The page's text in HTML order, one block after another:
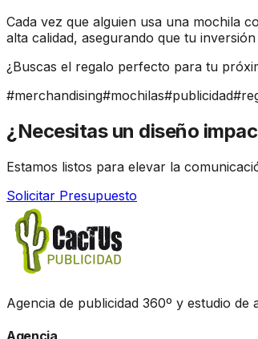
Cada vez que alguien usa una mochila
alta calidad, asegurando que tu
¿Buscas el regalo perfecto para tu
#merchandising#mochilas#publicidad#
¿Necesitas un diseño
Estamos listos para elevar la
Solicitar Presupuesto
Agencia de publicidad 360º y estudio